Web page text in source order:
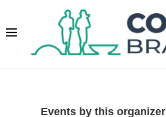
Events by this organizer